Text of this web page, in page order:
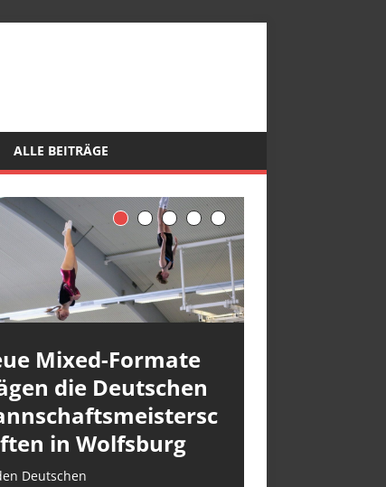
ALLE BEITRÄGE
Mixed-Formate
die Deutschen
in Wolfsburg
Deutschen